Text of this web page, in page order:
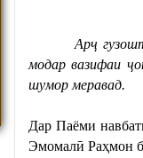
Арҷ
модар вазифаи
шумор меравад.
Дар Паёми
Эмомалӣ Раҳмон